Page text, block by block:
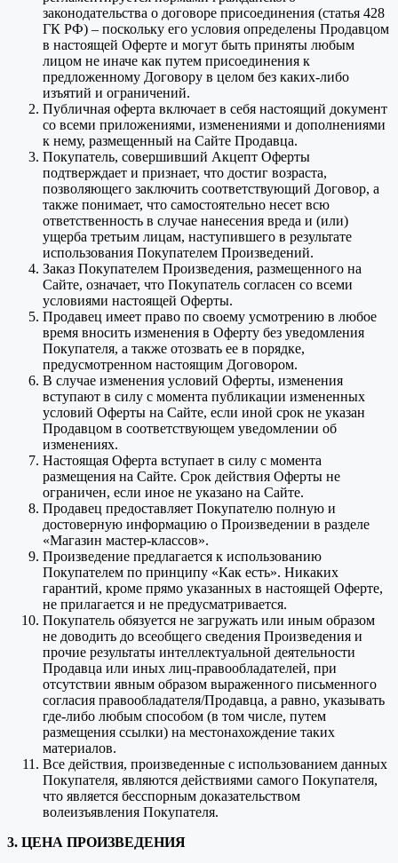
законодательства о договоре присоединения (статья 428
ГК РФ) – поскольку его условия определены Продавцом
в настоящей Оферте и могут быть приняты любым
лицом не иначе как путем присоединения к
предложенному Договору в целом без каких-либо
изъятий и ограничений.
Публичная оферта включает в себя настоящий документ
со всеми приложениями, изменениями и дополнениями
к нему, размещенный на Сайте Продавца.
Покупатель, совершивший Акцепт Оферты
подтверждает и признает, что достиг возраста,
позволяющего заключить соответствующий Договор, а
также понимает, что самостоятельно несет всю
ответственность в случае нанесения вреда и (или)
ущерба третьим лицам, наступившего в результате
использования Покупателем Произведений.
Заказ Покупателем Произведения, размещенного на
Сайте, означает, что Покупатель согласен со всеми
условиями настоящей Оферты.
Продавец имеет право по своему усмотрению в любое
время вносить изменения в Оферту без уведомления
Покупателя, а также отозвать ее в порядке,
предусмотренном настоящим Договором.
В случае изменения условий Оферты, изменения
вступают в силу с момента публикации измененных
условий Оферты на Сайте, если иной срок не указан
Продавцом в соответствующем уведомлении об
изменениях.
Настоящая Оферта вступает в силу с момента
размещения на Сайте. Срок действия Оферты не
ограничен, если иное не указано на Сайте.
Продавец предоставляет Покупателю полную и
достоверную информацию о Произведении в разделе
«Магазин мастер-классов».
Произведение предлагается к использованию
Покупателем по принципу «Как есть». Никаких
гарантий, кроме прямо указанных в настоящей Оферте,
не прилагается и не предусматривается.
Покупатель обязуется не загружать или иным образом
не доводить до всеобщего сведения Произведения и
прочие результаты интеллектуальной деятельности
Продавца или иных лиц-правообладателей, при
отсутствии явным образом выраженного письменного
согласия правообладателя/Продавца, а равно, указывать
где-либо любым способом (в том числе, путем
размещения ссылки) на местонахождение таких
материалов.
Все действия, произведенные с использованием данных
Покупателя, являются действиями самого Покупателя,
что является бесспорным доказательством
волеизъявления Покупателя.
3. ЦЕНА ПРОИЗВЕДЕНИЯ